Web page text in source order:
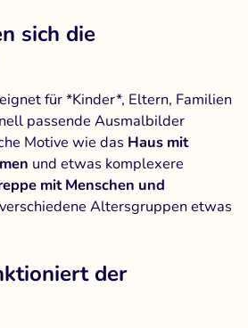
sich die
für *Kinder*, Eltern, Familien
passende Ausmalbilder
Motive wie das Haus mit
und etwas komplexere
mit Menschen und
Altersgruppen etwas
der